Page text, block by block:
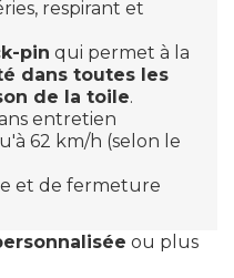
respirant et
pin qui permet à la
dans toutes les
de la toile.
entretien
62 km/h (selon le
et de fermeture
ou plus